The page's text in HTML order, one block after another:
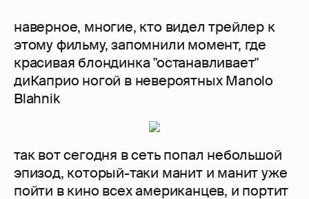
наверное, многие, кто видел трейлер к
этому фильму, запомнили момент, где
красивая блондинка "останавливает"
диКаприо ногой в невероятных Manolo
Blahnik
так вот сегодня в сеть попал небольшой
эпизод, который-таки манит и манит уже
пойти в кино всех американцев, и портит